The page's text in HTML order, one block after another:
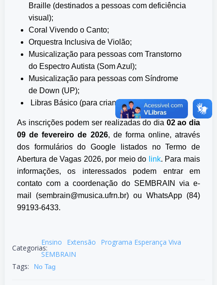
Braille (destinados a pessoas com deficiência
visual);
Coral Vivendo o Canto;
Orquestra Inclusiva de Violão;
Musicalização para pessoas com Transtorno
do Espectro Autista (Som Azul);
Musicalização para pessoas com Síndrome
de Down (UP);
Libras Básico (para crianças e adultos).
As inscrições podem ser realizadas do dia 02 ao dia
09 de fevereiro de 2026, de forma online, através
dos formulários do Google listados no Termo de
Abertura de Vagas 2026, por meio do link. Para mais
informações, os interessados podem entrar em
contato com a coordenação do SEMBRAIN via e-
mail (sembrain@musica.ufrn.br) ou WhatsApp (84)
99193-6433.
Categorias:
Ensino Extensão
Programa Esperança Viva
SEMBRAIN
Tags:
No Tag